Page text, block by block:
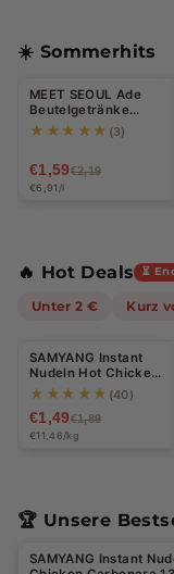
c
☀️ Sommerhits
-27%
MEET SEOUL Ade
Beutelgetränke
Blaue Zitrone 230ml
★★★★★ (3)
€1,59€2,19
€6,91/l
🔥 Hot Deals ⏳
Unter 2 € Kurz
-21%
SAMYANG Instant
Nudeln Hot Chicken
Carbonara 130g
★★★★★ (40)
€1,49€1,89
€11,46/kg
🏆 Unsere
-21%
Halal
SAMYANG Instant